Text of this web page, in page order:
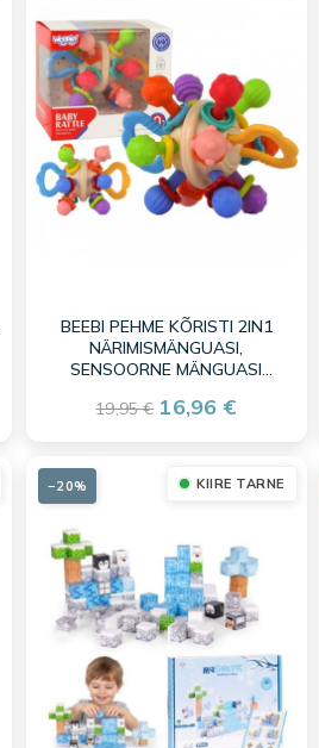
BEEBI PEHME KÕRISTI 2IN1
NÄRIMISMÄNGUASI,
SENSOORNE MÄNGUASI
19,95 € 16,96 €
KIIRE TARNE
−20%